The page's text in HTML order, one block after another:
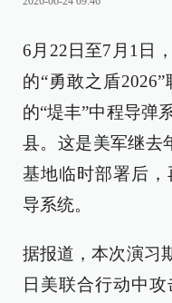
6月22日至7月1日
的“勇敢之盾
的“堤丰”中程导弹
县。这是美军继去
基地临时部署后
导系统。
据报道，本次演习
日美联合行动中